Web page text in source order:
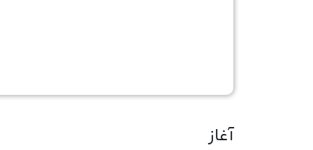
آغاز